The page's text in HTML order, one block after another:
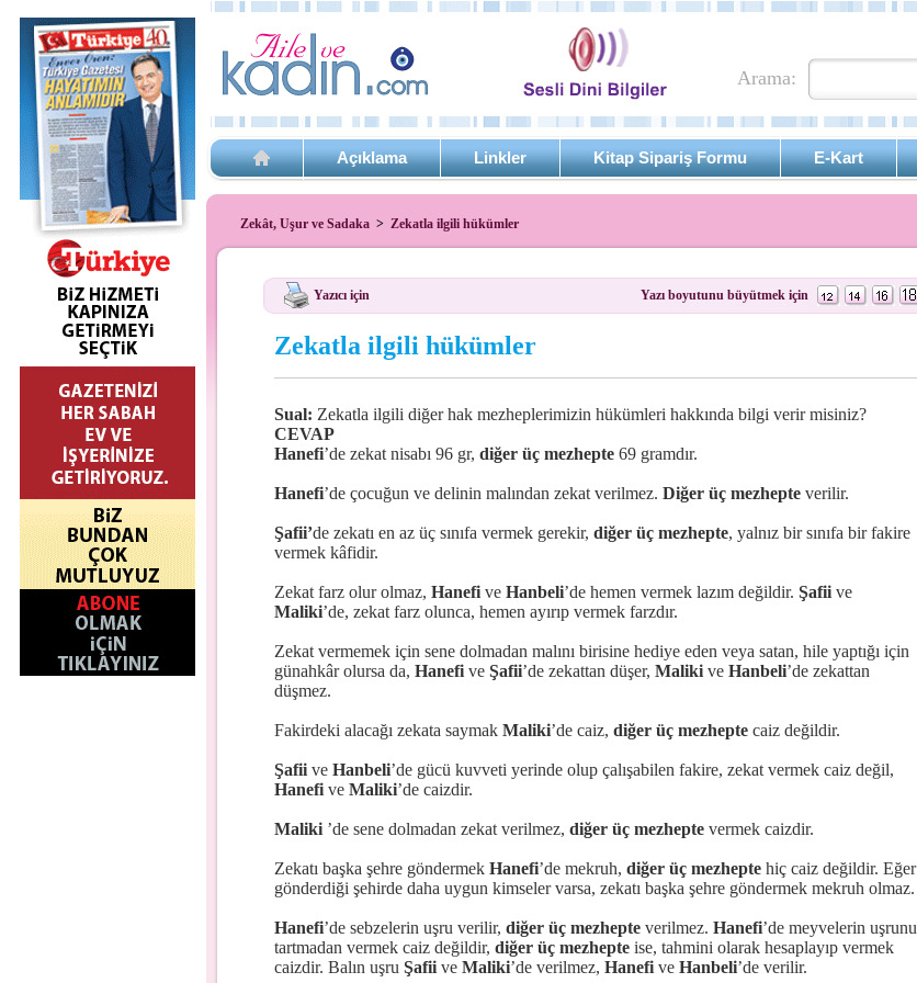
Arama:
Açıklama Linkler Kitap Sipariş Formu E-Kart
Zekât, Uşur ve Sadaka > Zekatla ilgili hükümler
Yazıcı için Yazı boyutunu büyütmek için
Zekatla ilgili hükümler
Sual: Zekatla ilgili diğer hak mezheplerimizin hükümleri hakkında bilgi verir misiniz?
CEVAP
Hanefi’de zekat nisabı 96 gr, diğer üç mezhepte69 gramdır.
Hanefi’de çocuğun ve delinin malından zekat verilmez. Diğer üç mezhepteverilir.
Şafii’de zekatı en az üç sınıfa vermek gerekir, diğer üç mezhepte, yalnız bir sınıfa bir fakire
vermek kâfidir.
Zekat farz olur olmaz, Hanefive Hanbeli’de hemen vermek lazım değildir. Şafiive
Maliki’de, zekat farz olunca, hemen ayırıp vermek farzdır.
Zekat vermemek için sene dolmadan malını birisine hediye eden veya satan, hile yaptığı için
günahkâr olursa da, Hanefive Şafii’de zekattan düşer, Malikive Hanbeli’de zekattan
düşmez.
Fakirdeki alacağı zekata saymak Maliki’de caiz, diğer üç mezheptecaiz değildir.
Şafiive Hanbeli’de gücü kuvveti yerinde olup çalışabilen fakire, zekat vermek caiz değil,
Hanefive Maliki’de caizdir.
Maliki’de sene dolmadan zekat verilmez, diğer üç mezheptevermek caizdir.
Zekatı başka şehre göndermek Hanefi’de mekruh, diğer üç mezheptehiç caiz değildir. Eğer
gönderdiği şehirde daha uygun kimseler varsa, zekatı başka şehre göndermek mekruh olmaz.
Hanefi’de sebzelerin uşru verilir, diğer üç mezhepteverilmez. Hanefi’de meyvelerin uşrunu
tartmadan vermek caiz değildir, diğer üç mezhepteise, tahmini olarak hesaplayıp vermek
caizdir. Balın uşru Şafiive Maliki’de verilmez, Hanefive Hanbeli’de verilir.